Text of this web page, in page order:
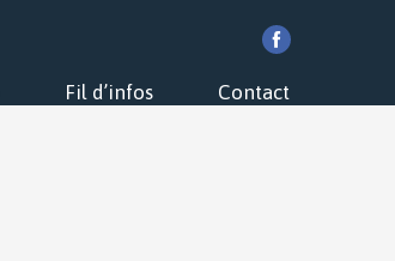
Fil d’infos Contact